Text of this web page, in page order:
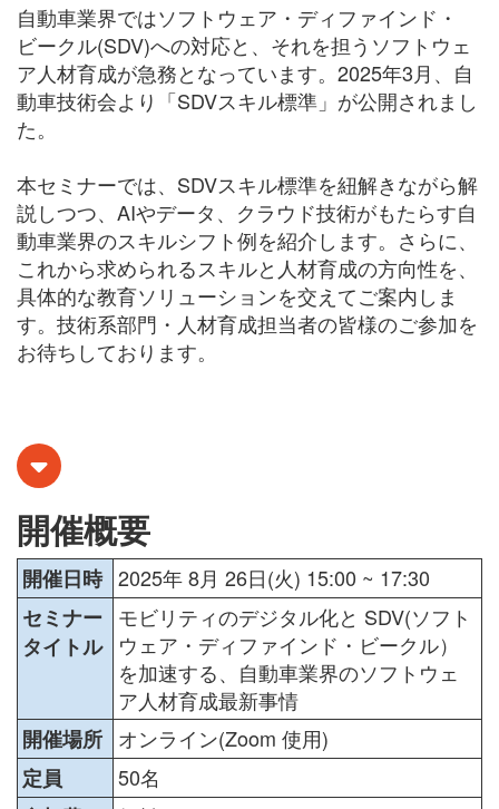
自動車業界ではソフトウェア・ディファインド・
ビークル(SDV)への対応と、それを担うソフトウェ
ア人材育成が急務となっています。2025年3月、自
動車技術会より「SDVスキル標準」が公開されまし
た。​
本セミナーでは、SDVスキル標準を紐解きながら解
説しつつ、AIやデータ、クラウド技術がもたらす自
動車業界のスキルシフト例を紹介します。さらに、
これから求められるスキルと人材育成の方向性を、
具体的な教育ソリューションを交えてご案内しま
す。技術系部門・人材育成担当者の皆様のご参加を
お待ちしております。​
開催概要
開催日時 2025年 8月 26日(火) 15:00 ~ 17:30
セミナー
タイトル
モビリティのデジタル化と SDV(ソフト
ウェア・ディファインド・ビークル）
を加速する、自動車業界のソフトウェ
ア人材育成最新事情
開催場所 オンライン(Zoom 使用)
定員
50名